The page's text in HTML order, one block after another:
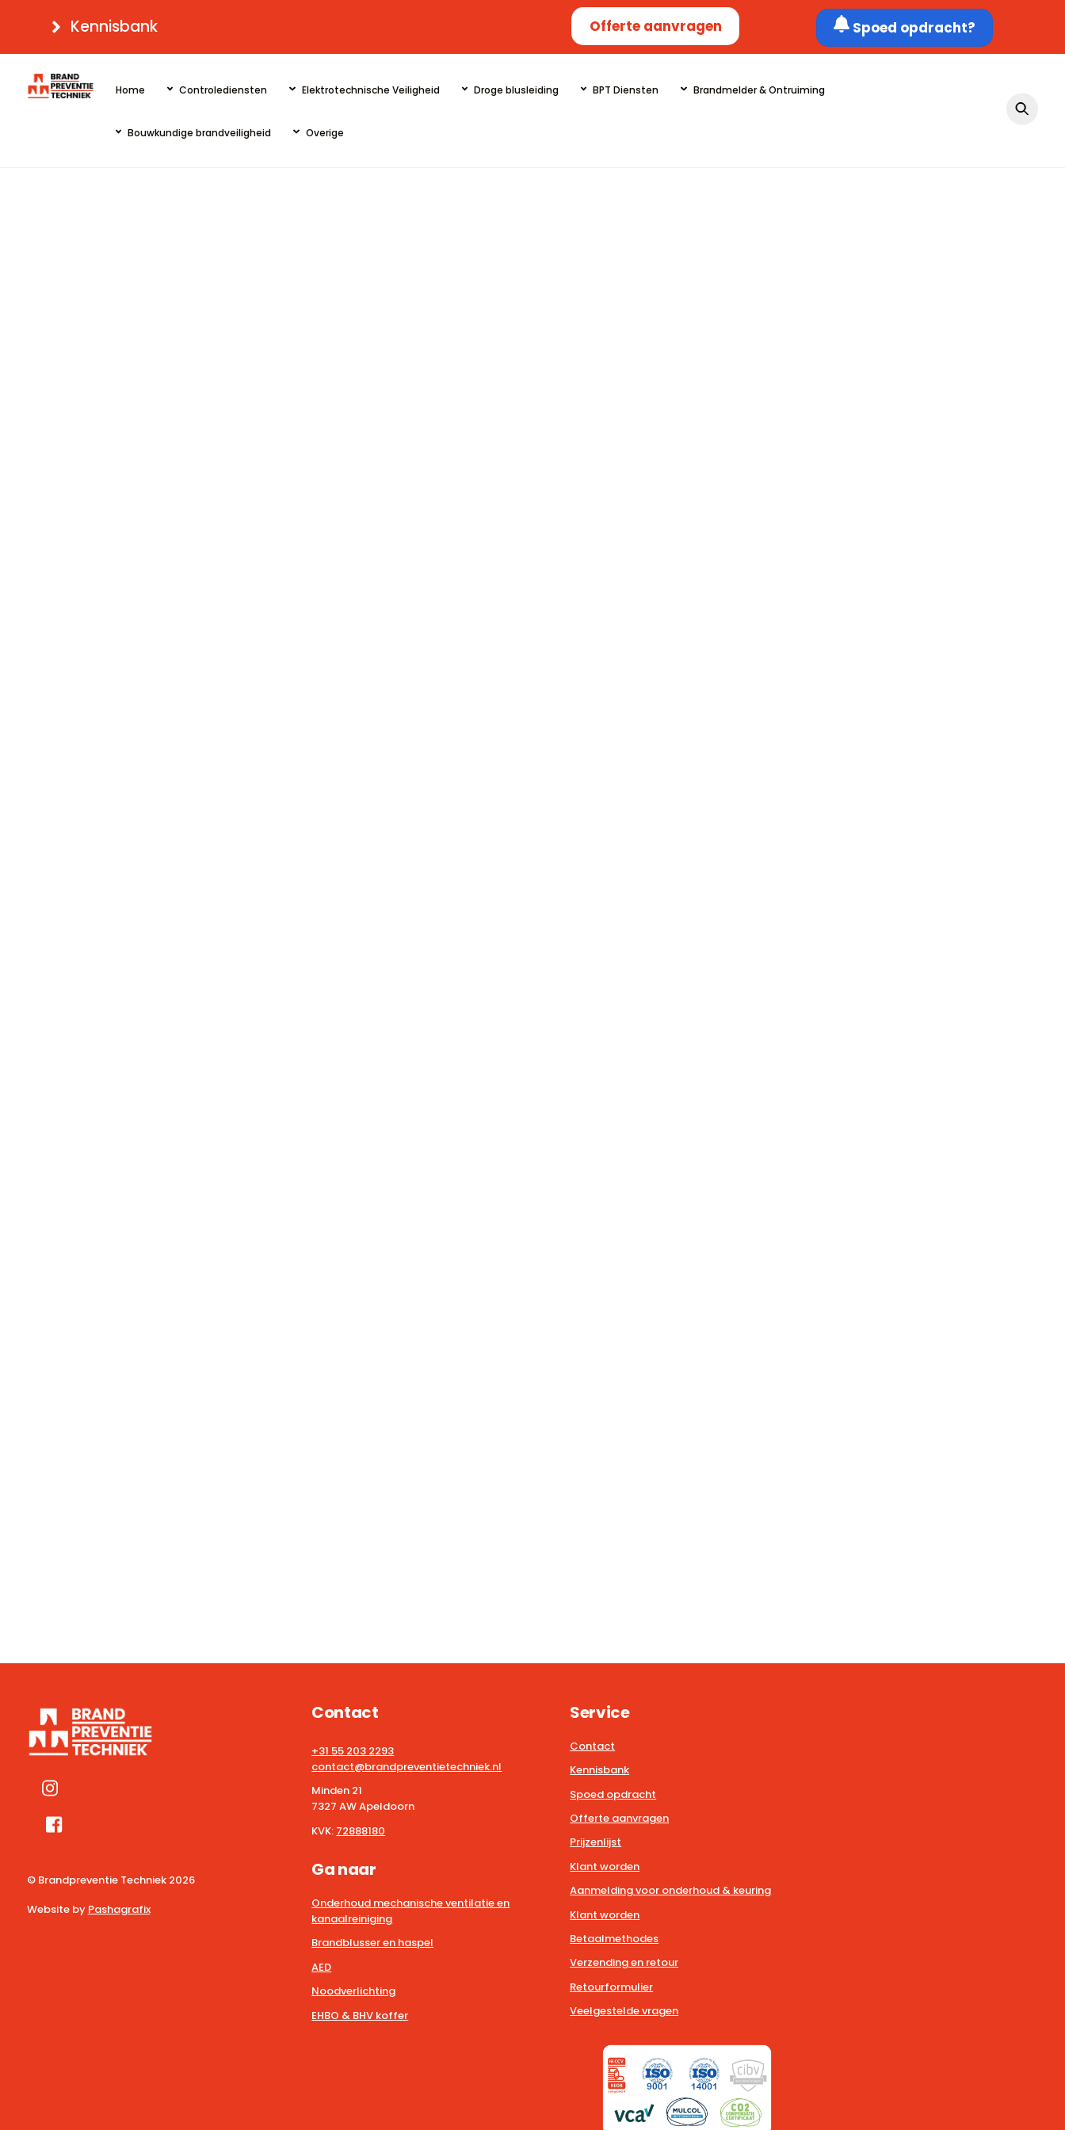
content
Kennisbank Offerte aanvragen Spoed opdracht?
Home Controlediensten Elektrotechnische Veiligheid Droge blusleiding BPT Diensten Brandmelder & Ontruiming
Bouwkundige brandveiligheid Overige
© Brandpreventie Techniek 2026
Website by Pashagrafix
Contact
+31 55 203 2293
contact@brandpreventietechniek.nl
Minden 21
7327 AW Apeldoorn
KVK: 72888180
Ga naar
Onderhoud mechanische ventilatie en
kanaalreiniging
Brandblusser en haspel
AED
Noodverlichting
EHBO & BHV koffer
Service
Contact
Kennisbank
Spoed opdracht
Offerte aanvragen
Prijzenlijst
Klant worden
Aanmelding voor onderhoud & keuring
Klant worden
Betaalmethodes
Verzending en retour
Retourformulier
Veelgestelde vragen